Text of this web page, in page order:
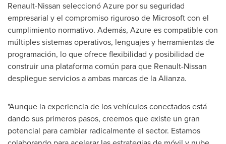
Renault-Nissan seleccionó Azure por su seguridad
empresarial y el compromiso riguroso de Microsoft con el
cumplimiento normativo. Además, Azure es compatible con
múltiples sistemas operativos, lenguajes y herramientas de
programación, lo que ofrece flexibilidad y posibilidad de
construir una plataforma común para que Renault-Nissan
despliegue servicios a ambas marcas de la Alianza.
"Aunque la experiencia de los vehículos conectados está
dando sus primeros pasos, creemos que existe un gran
potencial para cambiar radicalmente el sector. Estamos